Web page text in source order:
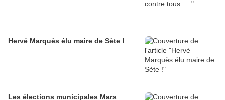
Hervé Marquès élu maire de Sète !
Les élections municipales Mars